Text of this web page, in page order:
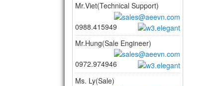
Mr.Viet(Technical Support)
0988.415949
Mr.Hung(Sale Engineer)
0972.974946
Ms. Ly(Sale)